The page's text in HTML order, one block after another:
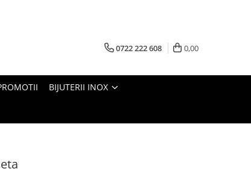
0722 222 608 0,00
BIJUTERII INOX